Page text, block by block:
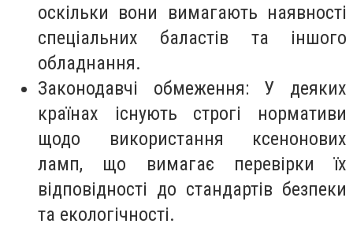
оскільки вони вимагають наявності
спеціальних баластів та іншого
обладнання.
Законодавчі обмеження: У деяких
країнах існують строгі нормативи
щодо використання ксенонових
ламп, що вимагає перевірки їх
відповідності до стандартів безпеки
та екологічності.